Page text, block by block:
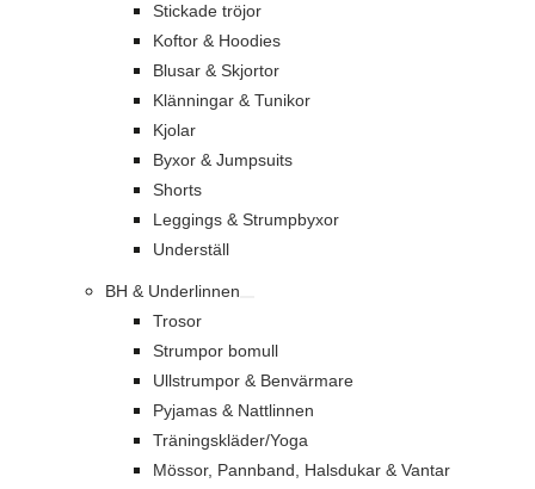
Stickade tröjor
Koftor & Hoodies
Blusar & Skjortor
Klänningar & Tunikor
Kjolar
Byxor & Jumpsuits
Shorts
Leggings & Strumpbyxor
Underställ
BH & Underlinnen
Trosor
Strumpor bomull
Ullstrumpor & Benvärmare
Pyjamas & Nattlinnen
Träningskläder/Yoga
Mössor, Pannband, Halsdukar & Vantar